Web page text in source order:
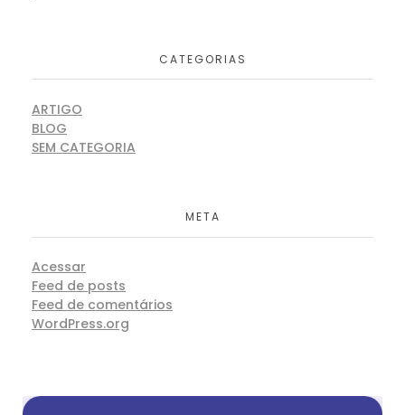
CATEGORIAS
ARTIGO
BLOG
SEM CATEGORIA
META
Acessar
Feed de posts
Feed de comentários
WordPress.org